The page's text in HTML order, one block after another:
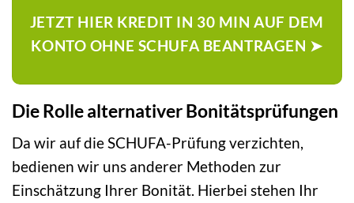
JETZT HIER KREDIT IN 30 MIN AUF DEM
KONTO OHNE SCHUFA BEANTRAGEN ➤
Die Rolle alternativer Bonitätsprüfungen
Da wir auf die SCHUFA-Prüfung verzichten,
bedienen wir uns anderer Methoden zur
Einschätzung Ihrer Bonität. Hierbei stehen Ihr